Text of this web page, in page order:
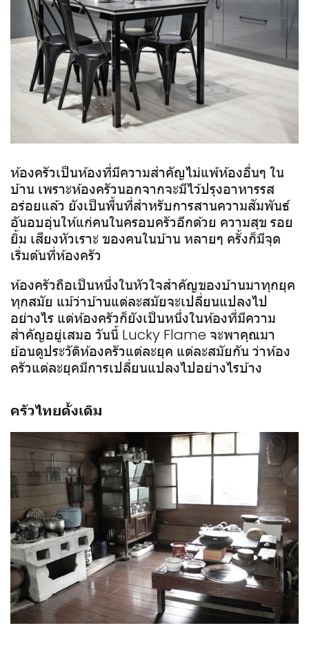
ห้องครัวเป็นห้องที่มีความสำคัญไม่แพ้ห้องอื่นๆ ใน
บ้าน เพราะห้องครัวนอกจากจะมีไว้ปรุงอาหารรส
อร่อยแล้ว ยังเป็นพื้นที่สำหรับการสานความสัมพันธ์
อันอบอุ่นให้แก่คนในครอบครัวอีกด้วย ความสุข รอย
ยิ้ม เสียงหัวเราะ ของคนในบ้าน หลายๆ ครั้งก็มีจุด
เริ่มต้นที่ห้องครัว
ห้องครัวถือเป็นหนึ่งในหัวใจสำคัญของบ้านมาทุกยุค
ทุกสมัย แม้ว่าบ้านแต่ละสมัยจะเปลี่ยนแปลงไป
อย่างไร แต่ห้องครัวก็ยังเป็นหนึ่งในห้องที่มีความ
สำคัญอยู่เสมอ วันนี้ Lucky Flame จะพาคุณมา
ย้อนดูประวัติห้องครัวแต่ละยุค แต่ละสมัยกัน ว่าห้อง
ครัวแต่ละยุคมีการเปลี่ยนแปลงไปอย่างไรบ้าง
ครัวไทยดั้งเดิม